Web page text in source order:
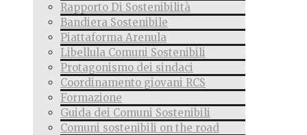
Rapporto Di Sostenibilità
Bandiera Sostenibile
Piattaforma Arenula
Libellula Comuni Sostenibili
Protagonismo dei sindaci
Coordinamento giovani RCS
Formazione
Guida dei Comuni Sostenibili
Comuni sostenibili on the road